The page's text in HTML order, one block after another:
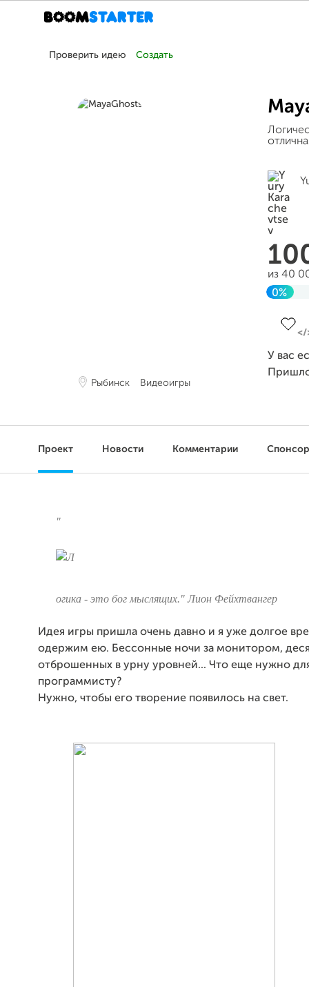
Проверить идею Создать
Рыбинск Видеоигры
из 40
0%
У вас
Проект Новости Комментарии
"
огика - это бог мыслящих."Лион Фейхтвангер
Идея игры пришла очень давно и я уже долгое
одержим ею. Бессонные ночи за монитором,
отброшенных в урну уровней... Что еще нужно
программисту?
Нужно, чтобы его творение появилось на свет.